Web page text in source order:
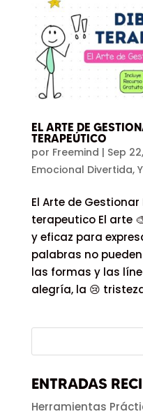
EL ARTE DE
TERAPEÚTICO
por Freemind | Sep
Emocional Divertida,
El Arte de
terapeutico El arte
y eficaz para
palabras no
las formas y las
alegría, la 😢
ENTRADAS
Herramientas